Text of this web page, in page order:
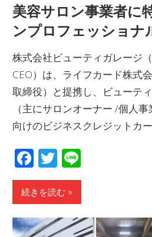
美容サロン事業者に
ンプロフェッショナ
株式会社ビューティガレージ
CEO）は、ライフカード株式
取締役）と提携し、ビューテ
（主にサロンオーナー /個人事
向けのビジネスクレジットカ
Facebook
Twitter
続きを読む